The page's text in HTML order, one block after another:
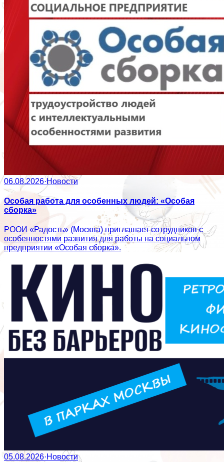
06.08.2026·Новости
Особая работа для особенных людей: «Особая
сборка»
РООИ «Радость» (Москва) приглашает сотрудников с
особенностями развития для работы на социальном
предприятии «Особая сборка».
05.08.2026·Новости